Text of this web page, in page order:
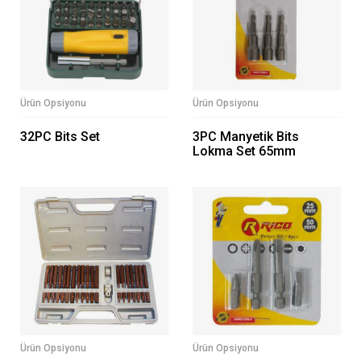
Ürün Opsiyonu
32PC Bits Set
Ürün Opsiyonu
3PC Manyetik Bits
Lokma Set 65mm
Ürün Opsiyonu Ürün Opsiyonu